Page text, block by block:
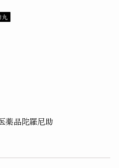
丸
薬品陀羅尼助